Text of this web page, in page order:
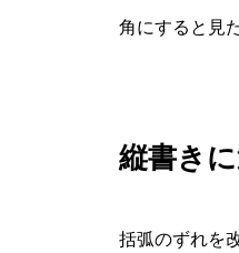
角にすると見
縦書き
括弧のずれを